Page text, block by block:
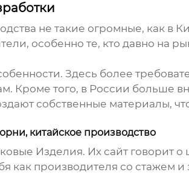
не такие огромные, как в
особенно те, кто давно на
Здесь более
Кроме того, в России больше
собственные материалы,
китайское производство
Изделия. Их сайтговорит о
как производителя со стажем